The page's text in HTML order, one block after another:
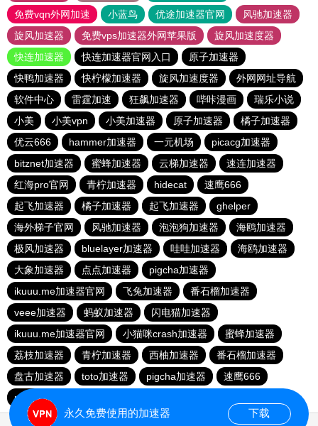
免费vqn外网加速
小蓝鸟 优途加速器官网
风驰加速器
旋风加速器
免费vps加速器外网苹果版
旋风加速度器
快连加速器
快连加速器官网入口
原子加速器
快鸭加速器
快柠檬加速器 旋风加速度器
外网网址导航
软件中心
雷霆加速 狂飙加速器 哔咔漫画
瑞乐小说
小美
小美vpn 小美加速器 原子加速器
橘子加速器
优云666
hammer加速器 一元机场
picacg加速器
bitznet加速器
蜜蜂加速器 云梯加速器
速连加速器
红海pro官网
青柠加速器 hidecat
速鹰666
起飞加速器
橘子加速器 起飞加速器
ghelper
海外梯子官网
风驰加速器 泡泡狗加速器
海鸥加速器
极风加速器
bluelayer加速器 哇哇加速器
海鸥加速器
大象加速器
点点加速器
pigcha加速器
ikuuu.me加速器官网
飞兔加速器
番石榴加速器
veee加速器
蚂蚁加速器
闪电猫加速器
ikuuu.me加速器官网
小猫咪crash加速器
蜜蜂加速器
荔枝加速器
青柠加速器 西柚加速器
番石榴加速器
盘古加速器
toto加速器 pigcha加速器
速鹰666
picacg加速器
永久免费使用的加速器 下载